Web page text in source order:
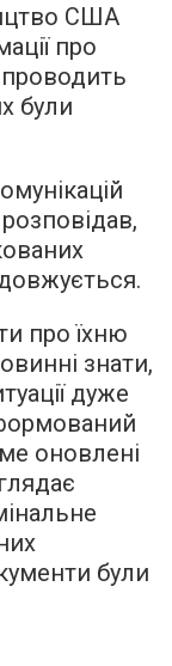
США
про
проводить
були
про їхню
знати,
дуже
оновлені
були